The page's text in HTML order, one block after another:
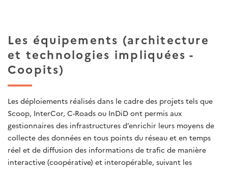
Les équipements (architecture
et technologies impliquées -
Coopits)
Les déploiements réalisés dans le cadre des projets tels que
Scoop, InterCor, C-Roads ou InDiD ont permis aux
gestionnaires des infrastructures d’enrichir leurs moyens de
collecte des données en tous points du réseau et en temps
réel et de diffusion des informations de trafic de manière
interactive (coopérative) et interopérable, suivant les